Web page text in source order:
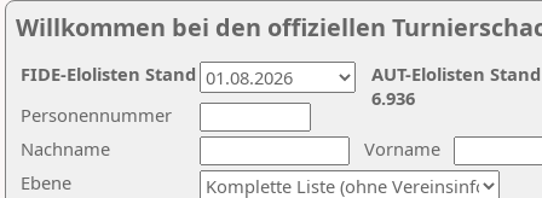
Willkommen bei den offiziellen
Nachname
Vorname
Ebene
Personennummer
AUT-Elolisten
6.936
FIDE-Elolisten Stand